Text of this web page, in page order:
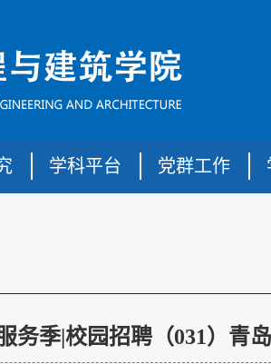
学科平台 党群工作
务季|校园招聘（031）青